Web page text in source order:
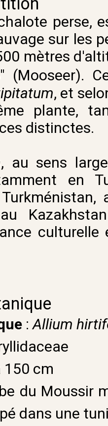
perse,
sur les
mètres
" (Mooseer).
, et
plante,
distinctes.
, au sens
en
:Allium
150 cm
du Moussir
dans une